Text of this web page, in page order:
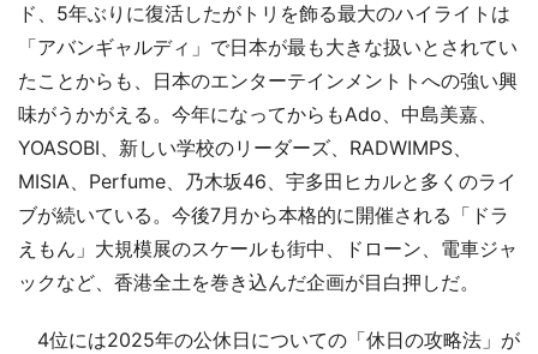
ド、5年ぶりに復活したがトリを飾る最大のハイライトは
「アバンギャルディ」で日本が最も大きな扱いとされてい
たことからも、日本のエンターテインメントトへの強い興
味がうかがえる。今年になってからもAdo、中島美嘉、
YOASOBI、新しい学校のリーダーズ、RADWIMPS、
MISIA、Perfume、乃木坂46、宇多田ヒカルと多くのライ
ブが続いている。今後7月から本格的に開催される「ドラ
えもん」大規模展のスケールも街中、ドローン、電車ジャ
ックなど、香港全土を巻き込んだ企画が目白押しだ。
4位には2025年の公休日についての「休日の攻略法」が